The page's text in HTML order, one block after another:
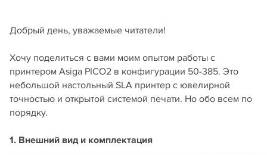
Добрый день, уважаемые читатели!
Хочу поделиться с вами моим опытом работы с
принтером Asiga PICO2 в конфигурации 50-385. Это
небольшой настольный SLA принтер с ювелирной
точностью и открытой системой печати. Но обо всем по
порядку.
1. Внешний вид и комплектация